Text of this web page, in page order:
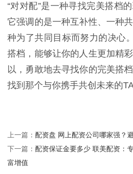
“对对配”是一种寻找完美搭档
它强调的是一种互补性、一种
种为了共同目标而努力的决心
搭档，能够让你的人生更加精
以，勇敢地去寻找你的完美搭
找到那个与你携手共创未来的TA
上一篇： 配资盘 网上配资公司哪家强？
下一篇： 配资保证金要多少 联美配资：
富增值